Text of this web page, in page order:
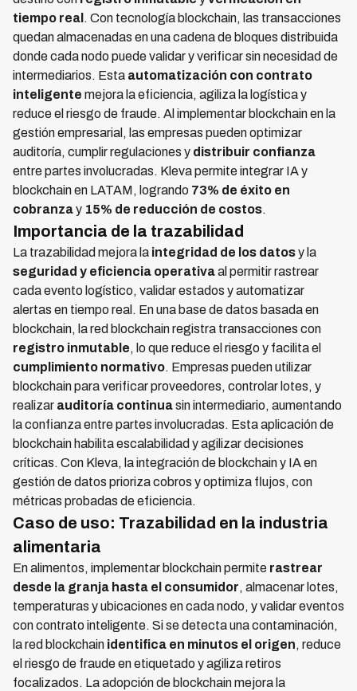
tiempo real . Con tecnología blockchain, las transacciones
quedan almacenadas en una cadena de bloques distribuida
donde cada nodo puede validar y verificar sin necesidad de
intermediarios. Esta automatización con contrato
inteligente mejora la eficiencia, agiliza la logística y
reduce el riesgo de fraude. Al implementar blockchain en la
gestión empresarial, las empresas pueden optimizar
auditoría, cumplir regulaciones y distribuir confianza
entre partes involucradas. Kleva permite integrar IA y
blockchain en LATAM, logrando 73% de éxito en
cobranzay 15% de reducción de costos.
Importancia de la trazabilidad
La trazabilidad mejora la integridad de los datosy la
seguridad y eficiencia operativaal permitir rastrear
cada evento logístico, validar estados y automatizar
alertas en tiempo real. En una base de datos basada en
blockchain, la red blockchain registra transacciones con
registro inmutable, lo que reduce el riesgo y facilita el
cumplimiento normativo. Empresas pueden utilizar
blockchain para verificar proveedores, controlar lotes, y
realizar auditoría continuasin intermediario, aumentando
la confianza entre partes involucradas. Esta aplicación de
blockchain habilita escalabilidad y agilizar decisiones
críticas. Con Kleva, la integración de blockchain y IA en
gestión de datos prioriza cobros y optimiza flujos, con
métricas probadas de eficiencia.
Caso de uso: Trazabilidad en la industria
alimentaria
En alimentos, implementar blockchain permite rastrear
desde la granja hasta el consumidor, almacenar lotes,
temperaturas y ubicaciones en cada nodo, y validar eventos
con contrato inteligente. Si se detecta una contaminación,
la red blockchain identifica en minutos el origen, reduce
el riesgo de fraude en etiquetado y agiliza retiros
focalizados. La adopción de blockchain mejora la